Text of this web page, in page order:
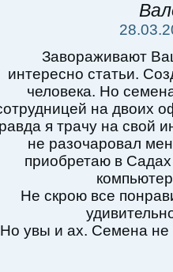
Завораживают
интересно статьи.
человека. Но
на двоих
я трачу на свой
не разочаровал
приобретаю в
Не скрою все
Но увы и ах. Семена не